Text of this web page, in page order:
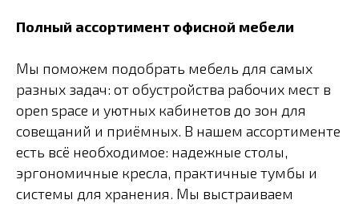
Полный ассортимент офисной мебели
Мы поможем подобрать мебель для самых
разных задач: от обустройства рабочих мест в
open space и уютных кабинетов до зон для
совещаний и приёмных. В нашем ассортименте
есть всё необходимое: надежные столы,
эргономичные кресла, практичные тумбы и
системы для хранения. Мы выстраиваем